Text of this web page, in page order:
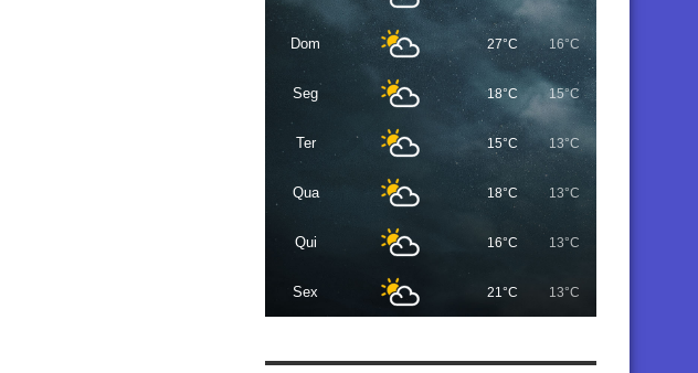
Dom 27°C 16°C
Seg 18°C 15°C
Ter 15°C 13°C
Qua 18°C 13°C
Qui 16°C 13°C
Sex 21°C 13°C